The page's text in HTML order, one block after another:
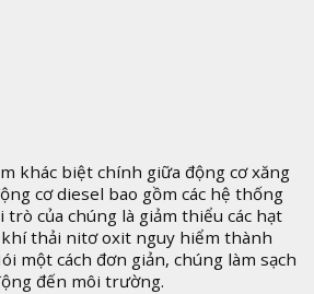
khác biệt chính giữa động cơ xăng
cơ diesel bao gồm các hệ thống
trò của chúng là giảm thiểu các hạt
thải nitơ oxit nguy hiểm thành
một cách đơn giản, chúng làm sạch
đến môi trường.